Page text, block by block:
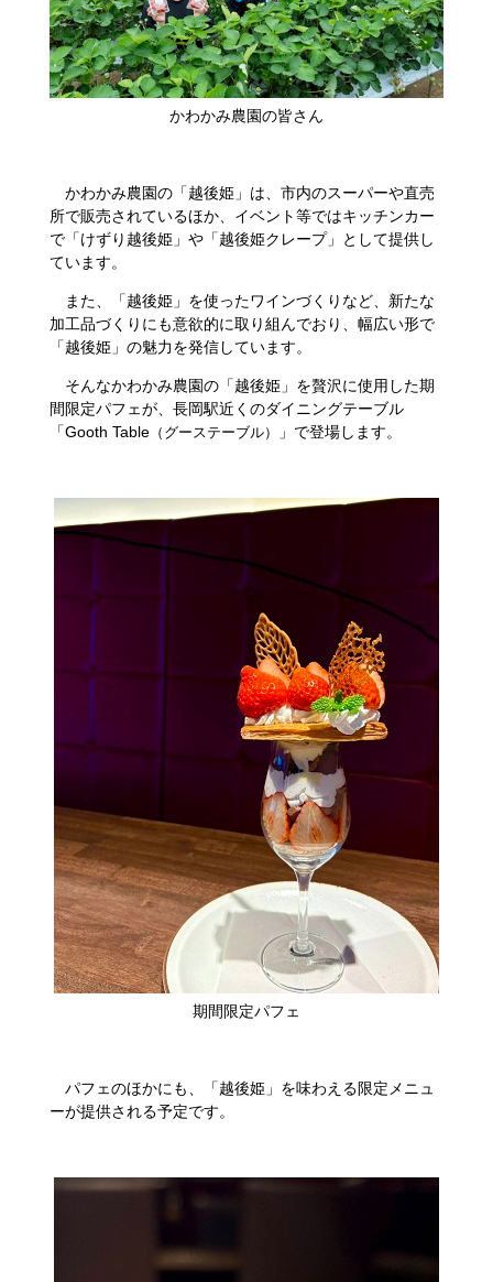
​かわかみ農園の皆さん
かわかみ農園の「越後姫」は、市内のスーパーや直売
所で販売されているほか、イベント等ではキッチンカー
で「けずり越後姫」や「越後姫クレープ」として提供し
ています。
また、「越後姫」を使ったワインづくりなど、新たな
加工品づくりにも意欲的に取り組んでおり、幅広い形で
「越後姫」の魅力を発信しています。
そんなかわかみ農園の「越後姫」を贅沢に使用した期
間限定パフェが、長岡駅近くのダイニングテーブル
「Gooth Table （グーステーブル） 」で登場します。
期間限定パフェ
パフェのほかにも、「越後姫」を味わえる限定メニュ
ーが提供される予定です。